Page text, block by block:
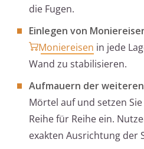
die Fugen.
Einlegen von
Moniereisen in jede
Wand zu stabilisieren.
Aufmauern der weiteren
Mörtel auf und setzen
Reihe für Reihe ein.
exakten Ausrichtung der